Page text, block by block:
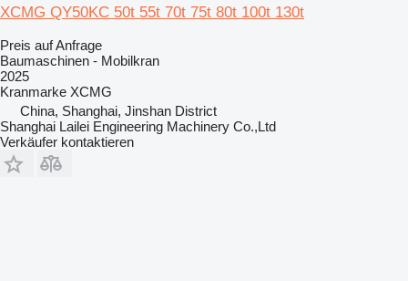
XCMG QY50KC 50t 55t 70t 75t 80t 100t 130t
Preis auf Anfrage
Baumaschinen - Mobilkran
2025
Kranmarke XCMG
China, Shanghai, Jinshan District
Shanghai Lailei Engineering Machinery Co.,Ltd
Verkäufer kontaktieren